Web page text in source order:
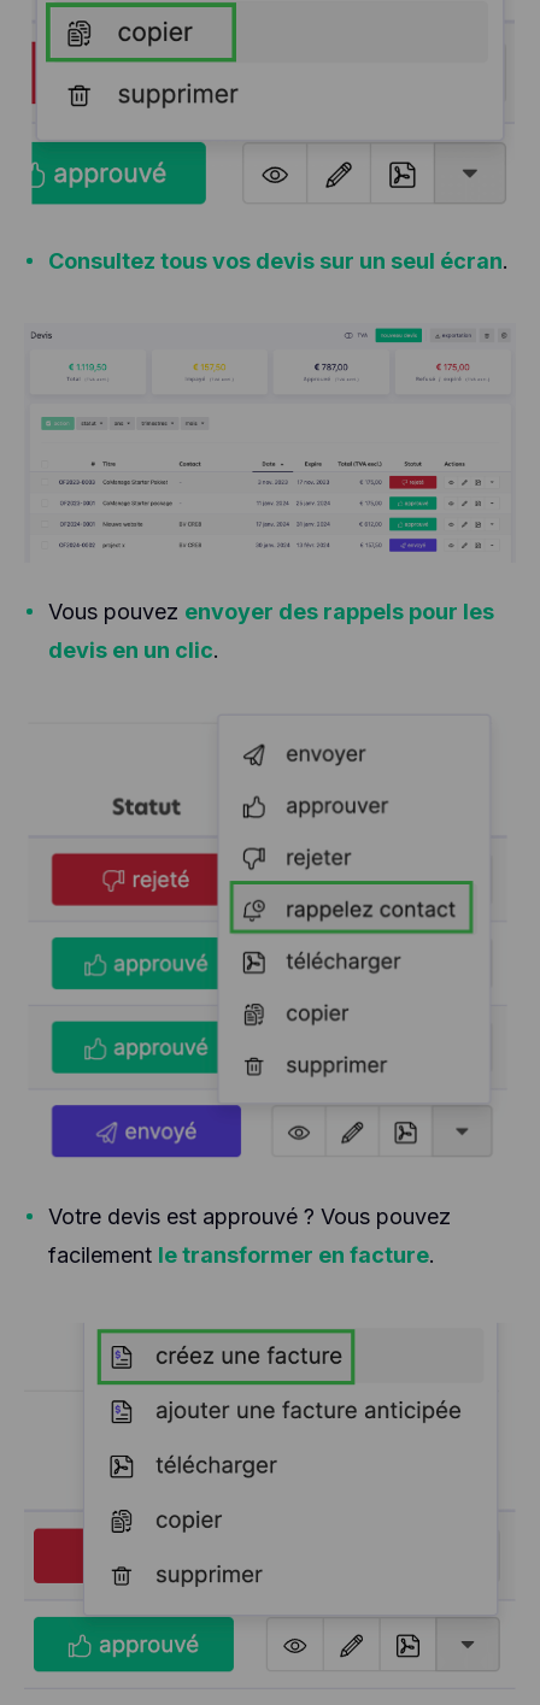
Consultez tous vos devis sur un seul écran.
Vous pouvez envoyer des rappels pour les
devis en un clic.
Votre devis est approuvé ? Vous pouvez
facilement le transformer en facture.